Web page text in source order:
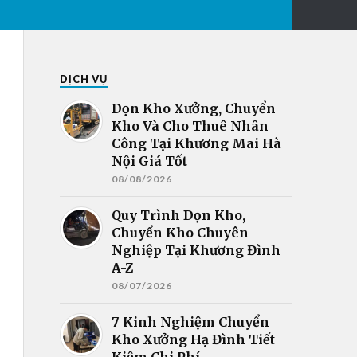
DỊCH VỤ
Dọn Kho Xưởng, Chuyển
Kho Và Cho Thuê Nhân
Công Tại Khương Mai Hà
Nội Giá Tốt
08/08/2026
Quy Trình Dọn Kho,
Chuyển Kho Chuyên
Nghiệp Tại Khương Đình
A-Z
08/07/2026
7 Kinh Nghiệm Chuyển
Kho Xưởng Hạ Đình Tiết